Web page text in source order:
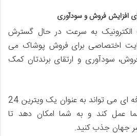
افزایش فروش و سودآوری
الکترونیک به سرعت در حال گسترش
اختصاصی برای فروش پوشاک می
سودآوری و ارتقای برندتان کمک
یک وب سایت پوشاک حرفه ای می تواند به عنوان یک ویترین 24
عمل کند و به شما امکان دهد تا
جهان جذب کنید.